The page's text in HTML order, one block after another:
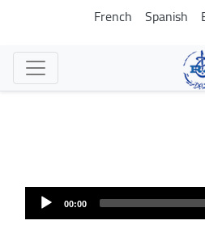
تجاوز
Spanish
French
00:00